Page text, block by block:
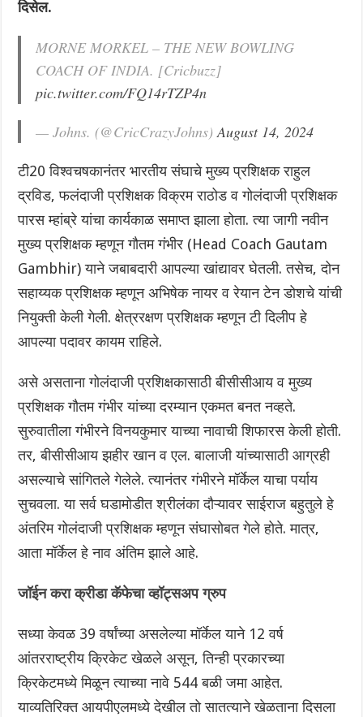
दिसेल.
MORNE MORKEL – THE NEW BOWLING
COACH OF INDIA. [Cricbuzz]
pic.twitter.com/FQ14rTZP4n
— Johns. (@CricCrazyJohns)August 14, 2024
टी20 विश्वचषकानंतर भारतीय संघाचे मुख्य प्रशिक्षक राहुल
द्रविड, फलंदाजी प्रशिक्षक विक्रम राठोड व गोलंदाजी प्रशिक्षक
पारस म्हांब्रे यांचा कार्यकाळ समाप्त झाला होता. त्या जागी नवीन
मुख्य प्रशिक्षक म्हणून गौतम गंभीर (Head Coach Gautam
Gambhir) याने जबाबदारी आपल्या खांद्यावर घेतली. तसेच, दोन
सहाय्यक प्रशिक्षक म्हणून अभिषेक नायर व रेयान टेन डोशचे यांची
नियुक्ती केली गेली. क्षेत्ररक्षण प्रशिक्षक म्हणून टी दिलीप हे
आपल्या पदावर कायम राहिले.
असे असताना गोलंदाजी प्रशिक्षकासाठी बीसीसीआय व मुख्य
प्रशिक्षक गौतम गंभीर यांच्या दरम्यान एकमत बनत नव्हते.
सुरुवातीला गंभीरने विनयकुमार याच्या नावाची शिफारस केली होती.
तर, बीसीसीआय झहीर खान व एल. बालाजी यांच्यासाठी आग्रही
असल्याचे सांगितले गेलेले. त्यानंतर गंभीरने मॉर्केल याचा पर्याय
सुचवला. या सर्व घडामोडीत श्रीलंका दौऱ्यावर साईराज बहुतुले हे
अंतरिम गोलंदाजी प्रशिक्षक म्हणून संघासोबत गेले होते. मात्र,
आता मॉर्केल हे नाव अंतिम झाले आहे.
जॉईन करा क्रीडा कॅफेचा व्हॉट्सअप ग्रुप
सध्या केवळ 39 वर्षांच्या असलेल्या मॉर्केल याने 12 वर्ष
आंतरराष्ट्रीय क्रिकेट खेळले असून, तिन्ही प्रकारच्या
क्रिकेटमध्ये मिळून त्याच्या नावे 544 बळी जमा आहेत.
याव्यतिरिक्त आयपीएलमध्ये देखील तो सातत्याने खेळताना दिसला